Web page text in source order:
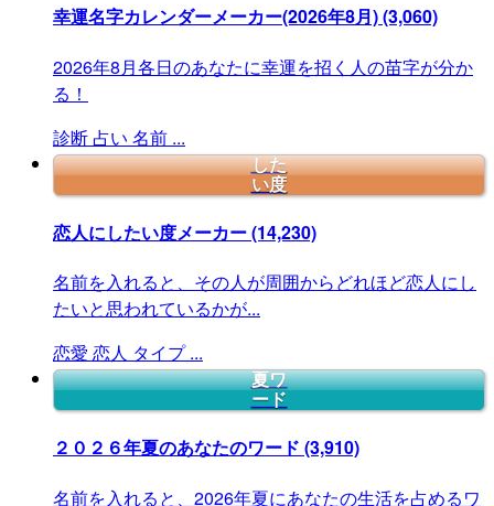
幸運名字カレンダーメーカー(2026年8月)(3,060)
2026年8月各日のあなたに幸運を招く人の苗字が分か
る！
診断 占い 名前 ...
した
い度
恋人にしたい度メーカー(14,230)
名前を入れると、その人が周囲からどれほど恋人にし
たいと思われているかが...
恋愛 恋人 タイプ ...
夏ワ
ード
２０２６年夏のあなたのワード (3,910)
名前を入れると、2026年夏にあなたの生活を占めるワ